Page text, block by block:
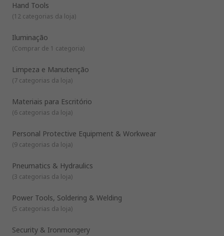
Hand Tools
(12 categorias da loja)
Iluminação
(Comprar de 1 categoria)
Limpeza e Manutenção
(7 categorias da loja)
Materiais para Escritório
(6 categorias da loja)
Personal Protective Equipment & Workwear
(9 categorias da loja)
Pneumatics & Hydraulics
(3 categorias da loja)
Power Tools, Soldering & Welding
(5 categorias da loja)
Security & Ironmongery